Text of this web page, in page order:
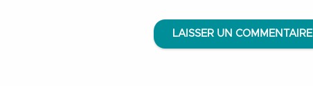
LAISSER UN COMMENTAIRE